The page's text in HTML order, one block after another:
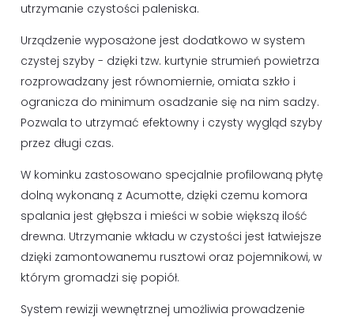
utrzymanie czystości paleniska.
Urządzenie wyposażone jest dodatkowo w system
czystej szyby - dzięki tzw. kurtynie strumień powietrza
rozprowadzany jest równomiernie, omiata szkło i
ogranicza do minimum osadzanie się na nim sadzy.
Pozwala to utrzymać efektowny i czysty wygląd szyby
przez długi czas.
W kominku zastosowano specjalnie profilowaną płytę
dolną wykonaną z Acumotte, dzięki czemu komora
spalania jest głębsza i mieści w sobie większą ilość
drewna. Utrzymanie wkładu w czystości jest łatwiejsze
dzięki zamontowanemu rusztowi oraz pojemnikowi, w
którym gromadzi się popiół.
System rewizji wewnętrznej umożliwia prowadzenie